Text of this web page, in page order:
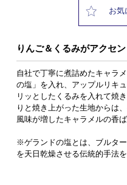
お気
りんご＆くるみがアクセ
自社で丁寧に煮詰めたキャラ
の塩」を入れ、アップルリキ
リッとしたくるみを入れて焼
りと焼き上がった生地からは
風味が増したキャラメルの香
※ゲランドの塩とは、ブルタ
を天日乾燥させる伝統的手法